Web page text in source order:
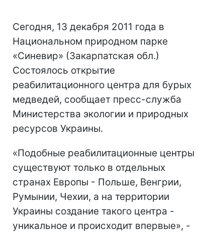
Сегодня, 13 декабря 2011 года в
Национальном природном парке
«Синевир» (Закарпатская обл.)
Состоялось открытие
реабилитационного центра для бурых
медведей, сообщает пресс-служба
Министерства экологии и природных
ресурсов Украины.
«Подобные реабилитационные центры
существуют только в отдельных
странах Европы - Польше, Венгрии,
Румынии, Чехии, а на территории
Украины создание такого центра -
уникальное и происходит впервые», -